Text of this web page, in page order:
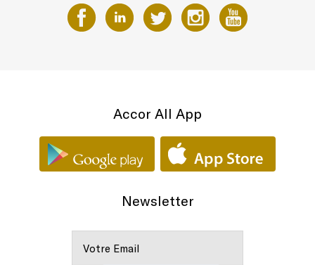
Accor All App
Newsletter